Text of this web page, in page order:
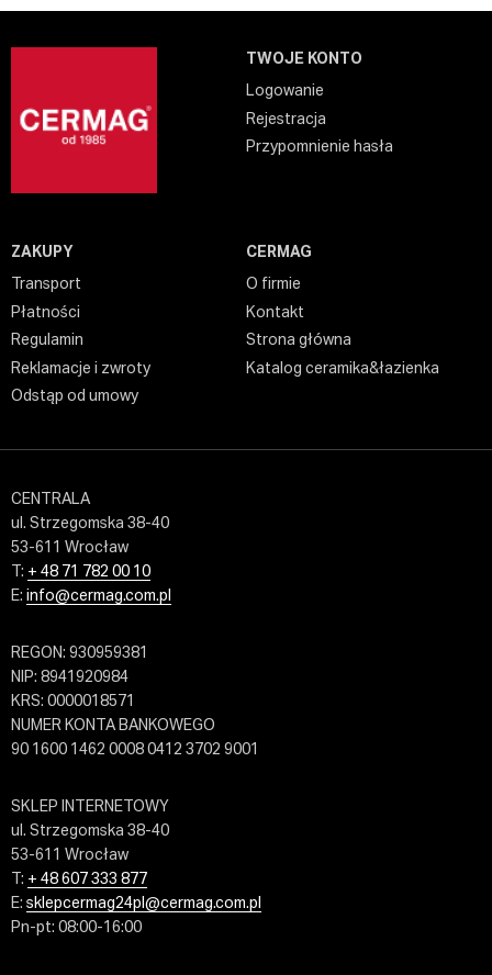
TWOJE KONTO
Logowanie
Rejestracja
Przypomnienie hasła
ZAKUPY
Transport
Płatności
Regulamin
Reklamacje i zwroty
Odstąp od umowy
CERMAG
O firmie
Kontakt
Strona główna
Katalog ceramika&łazienka
CENTRALA
ul. Strzegomska 38-40
53-611 Wrocław
T: + 48 71 782 00 10
E: info@cermag.com.pl
REGON: 930959381
NIP: 8941920984
KRS: 0000018571
NUMER KONTA BANKOWEGO
90 1600 1462 0008 0412 3702 9001
SKLEP INTERNETOWY
ul. Strzegomska 38-40
53-611 Wrocław
T: + 48 607 333 877
E: sklepcermag24pl@cermag.com.pl
Pn-pt: 08:00-16:00